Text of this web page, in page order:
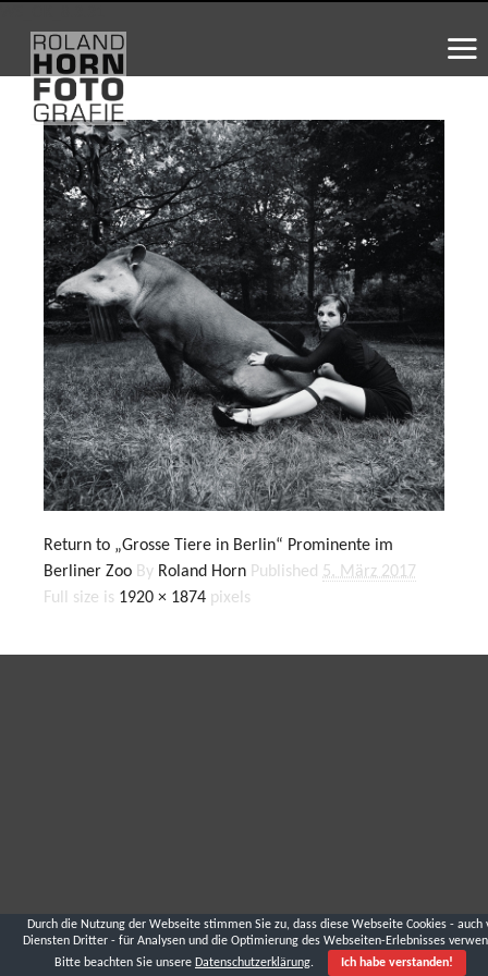
Return to „Grosse Tiere in Berlin“ Prominente im
Berliner Zoo By Roland Horn Published 5. März 2017
Full size is 1920 × 1874 pixels
Durch die Nutzung der Webseite stimmen Sie zu, dass diese Webseite Cookies - auch
Diensten Dritter - für Analysen und die Optimierung des Webseiten-Erlebnisses
Bitte beachten Sie unsere Datenschutzerklärung. Ich habe verstanden!